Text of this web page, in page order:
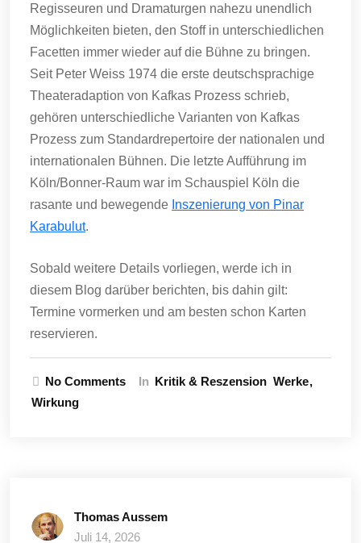
Regisseuren und Dramaturgen nahezu unendlich
Möglichkeiten bieten, den Stoff in unterschiedlichen
Facetten immer wieder auf die Bühne zu bringen.
Seit Peter Weiss 1974 die erste deutschsprachige
Theateradaption von Kafkas Prozess schrieb,
gehören unterschiedliche Varianten von Kafkas
Prozess zum Standardrepertoire der nationalen und
internationalen Bühnen. Die letzte Aufführung im
Köln/Bonner-Raum war im Schauspiel Köln die
rasante und bewegende Inszenierung von Pinar
Karabulut.
Sobald weitere Details vorliegen, werde ich in
diesem Blog darüber berichten, bis dahin gilt:
Termine vormerken und am besten schon Karten
reservieren.
No Comments In Kritik & Reszension Werke
Wirkung
Thomas Aussem
Juli 14, 2026